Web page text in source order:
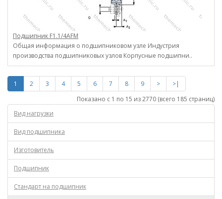
Подшипник F1.1/4AFM
Общая информация о подшипниковом узле Индустрия
производства подшипниковых узлов Корпусные подшипни..
1 2 3 4 5 6 7 8 9 >
>|
Показано с 1 по 15 из 2770 (всего 185 страниц)
Вид нагрузки
Вид подшипника
Изготовитель
Подшипник
Стандарт на подшипник